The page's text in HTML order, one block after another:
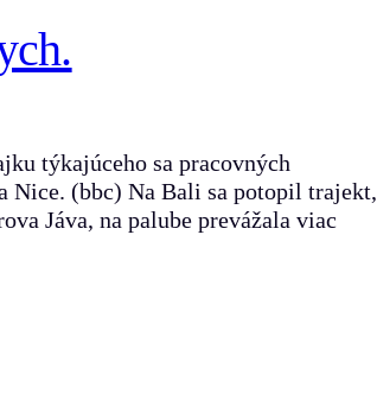
týkajúceho sa pracovných
Nice. (bbc) Na Bali sa potopil trajekt,
Jáva, na palube prevážala viac